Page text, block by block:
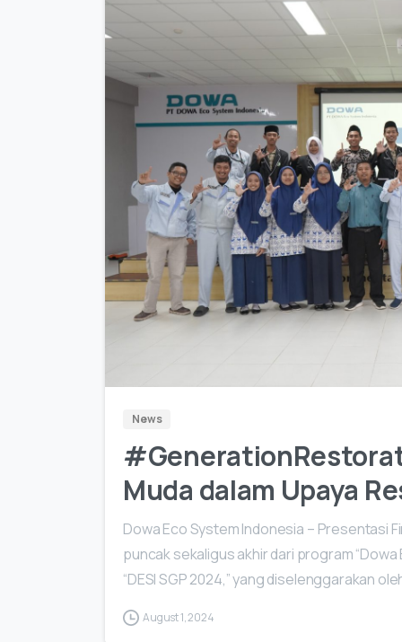
News
Muda dalam Upaya
Dowa Eco System Indonesia – Presentasi
puncak sekaligus akhir dari program
“DESI SGP 2024,” yang diselenggarakan
August 1, 2024